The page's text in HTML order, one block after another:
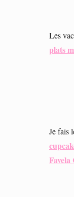
Les
plats
Je fais
Favela